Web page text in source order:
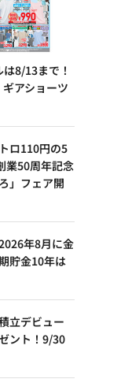
8/13まで！
アショーツ
ロ110円の5
業50周年記念
」フェア開
年8月に金
貯金10年は
立デビュー
ント！9/30